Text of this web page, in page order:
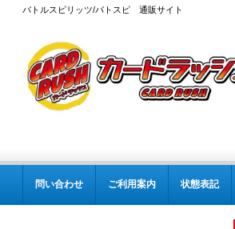
バトルスピリッツ/バトスピ 通販サイト
問い合わせ ご利用案内 状態表記